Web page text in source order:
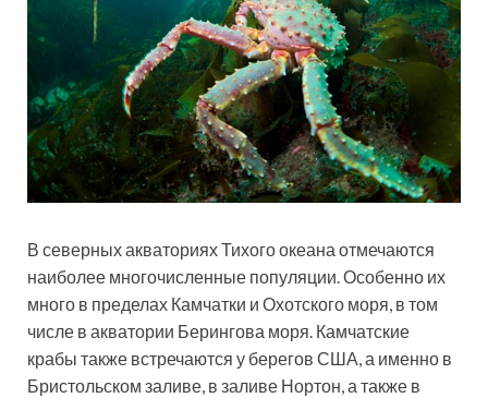
В северных акваториях Тихого океана отмечаются
наиболее многочисленные популяции. Особенно их
много в пределах Камчатки и Охотского моря, в том
числе в акватории Берингова моря. Камчатские
крабы также встречаются у берегов США, а именно в
Бристольском заливе, в заливе Нортон, а также в